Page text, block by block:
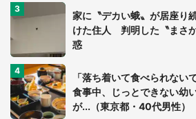
家に〝デカい蛾〟が居座り
けた住人 判明した〝まさ
惑
「落ち着いて食べられない
食事中、じっとできない幼
が...（東京都・40代男性）